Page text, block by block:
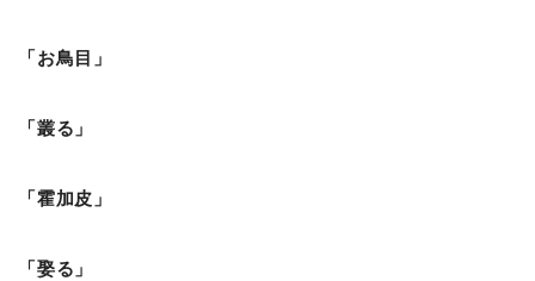
「お鳥目」
「叢る」
「霍加皮」
「娶る」